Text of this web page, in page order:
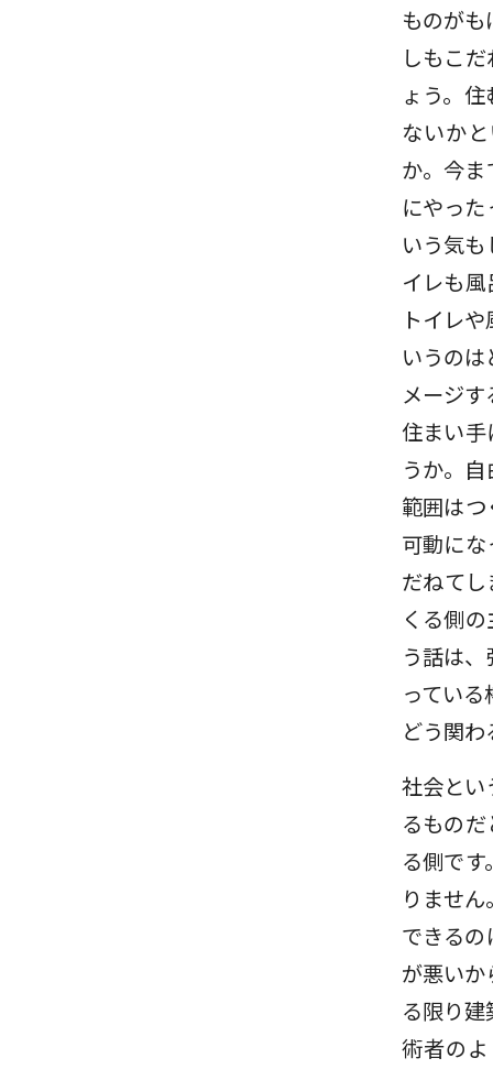
ものが
しもこ
ょう。
ないか
か。今
にやっ
いう気
イレも
トイレ
いうの
メージ
住まい手
うか。
範囲は
可動に
だねて
くる側
う話は
ってい
どう関
社会とい
るもの
る側で
りませ
できる
が悪い
る限り
術者の